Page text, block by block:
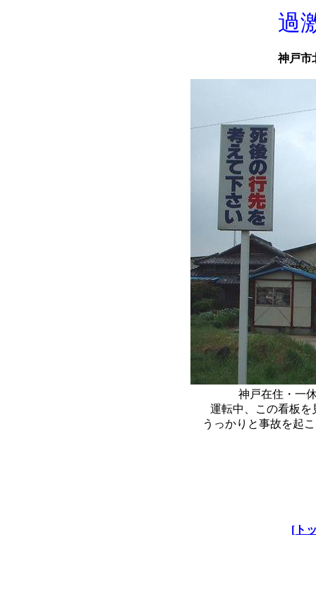
過
神戸
神戸在住・一
運転中、この看板を
うっかりと事故を起
[ト